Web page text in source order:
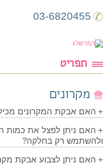
03-6820455
תפריט
מקרונים
האם אבקת המקרונים מכילה
האם ניתן לפצל את כמות
רק בחלקה?
האם ניתן לצבוע אבקת